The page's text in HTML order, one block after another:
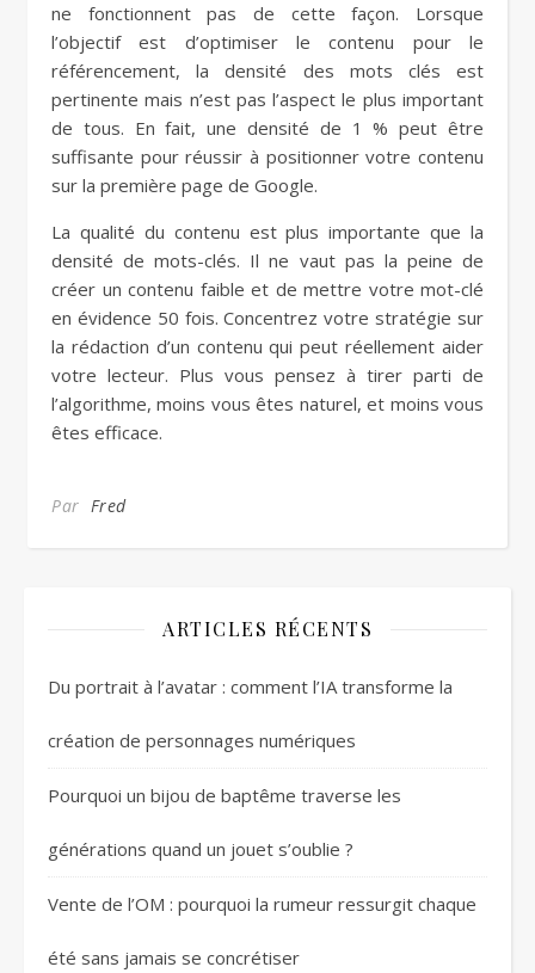
ne fonctionnent pas de cette façon. Lorsque
l’objectif est d’optimiser le contenu pour le
référencement, la densité des mots clés est
pertinente mais n’est pas l’aspect le plus important
de tous. En fait, une densité de 1 % peut être
suffisante pour réussir à positionner votre contenu
sur la première page de Google.
La qualité du contenu est plus importante que la
densité de mots-clés. Il ne vaut pas la peine de
créer un contenu faible et de mettre votre mot-clé
en évidence 50 fois. Concentrez votre stratégie sur
la rédaction d’un contenu qui peut réellement aider
votre lecteur. Plus vous pensez à tirer parti de
l’algorithme, moins vous êtes naturel, et moins vous
êtes efficace.
Par Fred
ARTICLES RÉCENTS
Du portrait à l’avatar : comment l’IA transforme la
création de personnages numériques
Pourquoi un bijou de baptême traverse les
générations quand un jouet s’oublie ?
Vente de l’OM : pourquoi la rumeur ressurgit chaque
été sans jamais se concrétiser